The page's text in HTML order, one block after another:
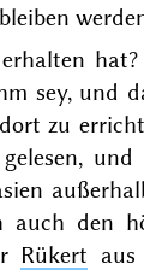
erhalten
sey, und
zu
und
auch den
Rükert aus